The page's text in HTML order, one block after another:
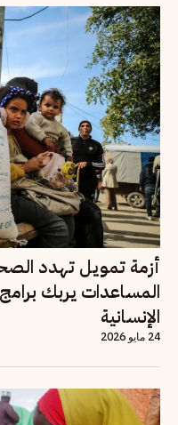
أزمة تمويل تهدد
المساعدات يربك
الإنسانية
24 مايو 2026